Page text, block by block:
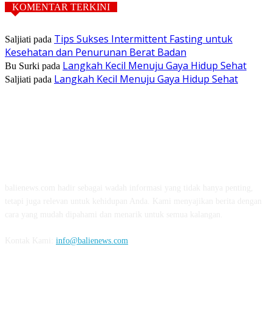
KOMENTAR TERKINI
Saljiati pada Tips Sukses Intermittent Fasting untuk
Kesehatan dan Penurunan Berat Badan
Bu Surki pada Langkah Kecil Menuju Gaya Hidup Sehat
Saljiati pada Langkah Kecil Menuju Gaya Hidup Sehat
info@balienews.com